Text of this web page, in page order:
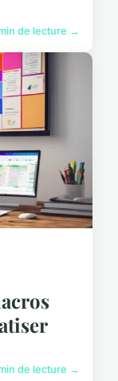
de lecture →
min de lecture →